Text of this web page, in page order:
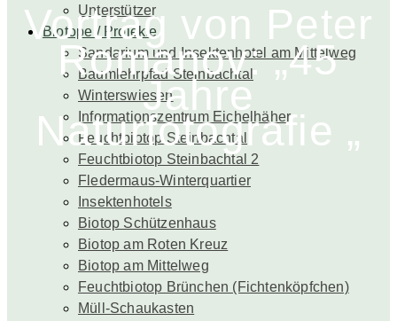
Unterstützer
Biotope / Projekte
Sandarium und Insektenhotel am Mittelweg
Baumlehrpfad Steinbachtal
Winterswiesen
Informationszentrum Eichelhäher
Feuchtbiotop Steinbachtal
Feuchtbiotop Steinbachtal 2
Fledermaus-Winterquartier
Insektenhotels
Biotop Schützenhaus
Biotop am Roten Kreuz
Biotop am Mittelweg
Feuchtbiotop Brünchen (Fichtenköpfchen)
Müll-Schaukasten
Vortrag von Peter
Romanov: „45
Jahre
Naturfotografie „